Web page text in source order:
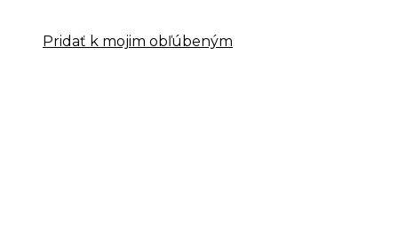
Pridať k mojim obľúbeným